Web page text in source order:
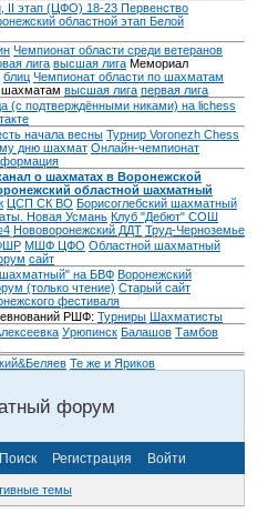
II этап (ЦФО) 18-23 Первенство
областной этап Белой
Чемпионат области среди ветеранов
лига высшая лига Мемориал
блиц Чемпионат области по шахматам
шахматам высшая лига первая лига
(с подтверждёнными никами) на lichess
начала весны Турнир Voronezh Chess
дню шахмат Онлайн-чемпионат
о шахматах в Воронежской
областной шахматный
ЦСП СК ВО Борисоглебский шахматный
Новая Усмань Клуб "Дебют" СОШ
Нововоронежский ДДТ Труд-Черноземье
МШФ ЦФО Областной шахматный
сайт
на БВФ Воронежский
(только чтение) Старый сайт
фестиваля
РШФ: Турниры Шахматисты
Урюпинск Балашов Тамбов
Те же и Яриков
форум
Поиск Регистрация Войти
темы